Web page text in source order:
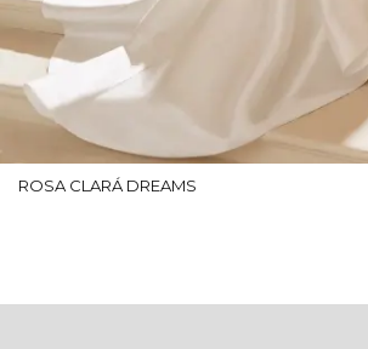
ROSA CLARÁ DREAMS